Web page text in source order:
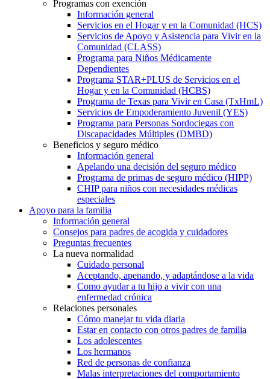
Programas con exención
Información general
Servicios en el Hogar y en la Comunidad (HCS)
Servicios de Apoyo y Asistencia para Vivir en la
Comunidad (CLASS)
Programa para Niños Médicamente
Dependientes
Programa STAR+PLUS de Servicios en el
Hogar y en la Comunidad (HCBS)
Programa de Texas para Vivir en Casa (TxHmL)
Servicios de Empoderamiento Juvenil (YES)
Programa para Personas Sordociegas con
Discapacidades Múltiples (DMBD)
Beneficios y seguro médico
Información general
Apelando una decisión del seguro médico
Programa de primas de seguro médico (HIPP)
CHIP para niños con necesidades médicas
especiales
Apoyo para la familia
Información general
Consejos para padres de acogida y cuidadores
Preguntas frecuentes
La nueva normalidad
Cuidado personal
Aceptando, apenando, y adaptándose a la vida
Como ayudar a tu hijo a vivir con una
enfermedad crónica
Relaciones personales
Cómo manejar tu vida diaria
Estar en contacto con otros padres de familia
Los adolescentes
Los hermanos
Red de personas de confianza
Malas interpretaciones del comportamiento